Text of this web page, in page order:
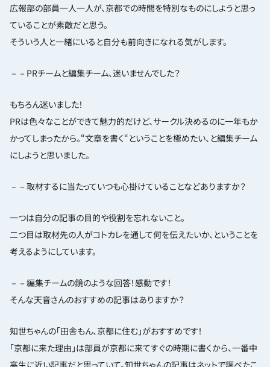
広報部の部員一人一人が、京都での時間を特別なものにしようと思っ
ていることが素敵だと思う。
そういう人と一緒にいると自分も前向きになれる気がします。
－－PRチームと編集チーム、迷いませんでした？
もちろん迷いました！
PRは色々なことができて魅力的だけど、サークル決めるのに一年もか
かってしまったから。“文章を書く“ということを極めたい、と編集チーム
にしようと思いました。
－－取材するに当たっていつも心掛けていることなどありますか？
一つは自分の記事の目的や役割を忘れないこと。
二つ目は取材先の人がコトカレを通して何を伝えたいか、ということを
考えるようにしています。
－－編集チームの鏡のような回答！感動です！
そんな天音さんのおすすめの記事はありますか？
知世ちゃんの「田舎もん、京都に住む」がおすすめです！
「京都に来た理由」は部員が京都に来てすぐの時期に書くから、一番中
高生に近い記事だと思っていて。知世ちゃんの記事はネットで調べたこ